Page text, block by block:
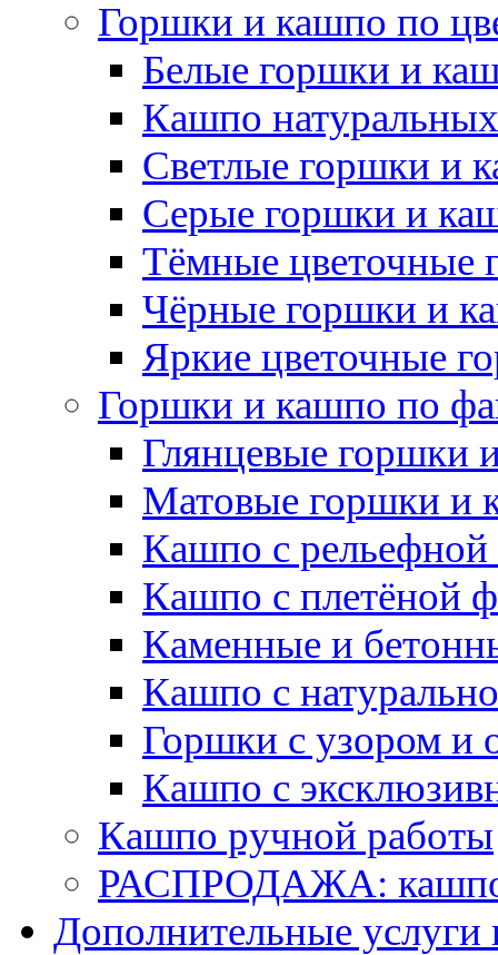
Горшки и кашпо по
Белые горшки и
Кашпо
Светлые горшки и
Серые горшки и
Тёмные цветочные
Чёрные горшки и
Яркие цветочные
Горшки и кашпо по
Глянцевые горшки
Матовые горшки и
Кашпо с рельефной
Кашпо с плетёной
Каменные и
Кашпо с
Горшки с узором и
Кашпо с
Кашпо ручной работы
РАСПРОДАЖА: кашпо
Дополнительные услуги